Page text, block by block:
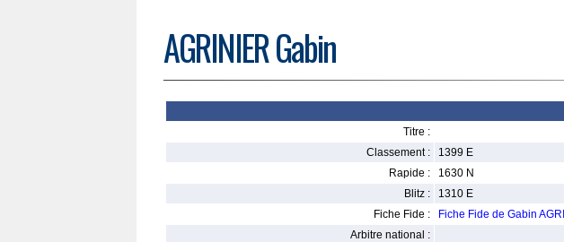
AGRINIER Gabin
Titre :
Classement :
1399 E
Rapide :
1630 N
Blitz :
1310 E
Fiche Fide :
Fiche Fide de Gabin
Arbitre national :